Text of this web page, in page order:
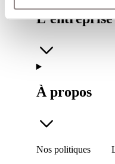
L'entreprise
À propos
Nos politiques